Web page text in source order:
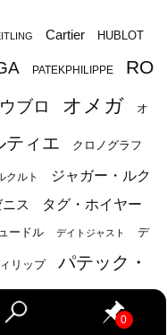
0
Cartier HUBLOT
PATEKPHILIPPE
RO
ウブロ オメガ オ
ティエ クロノグラフ
クルト
ジャガー・ルク
ニス タグ・ホイヤー
ードル デイトジャスト デ
リップ
パテック・
トリング ブランパン